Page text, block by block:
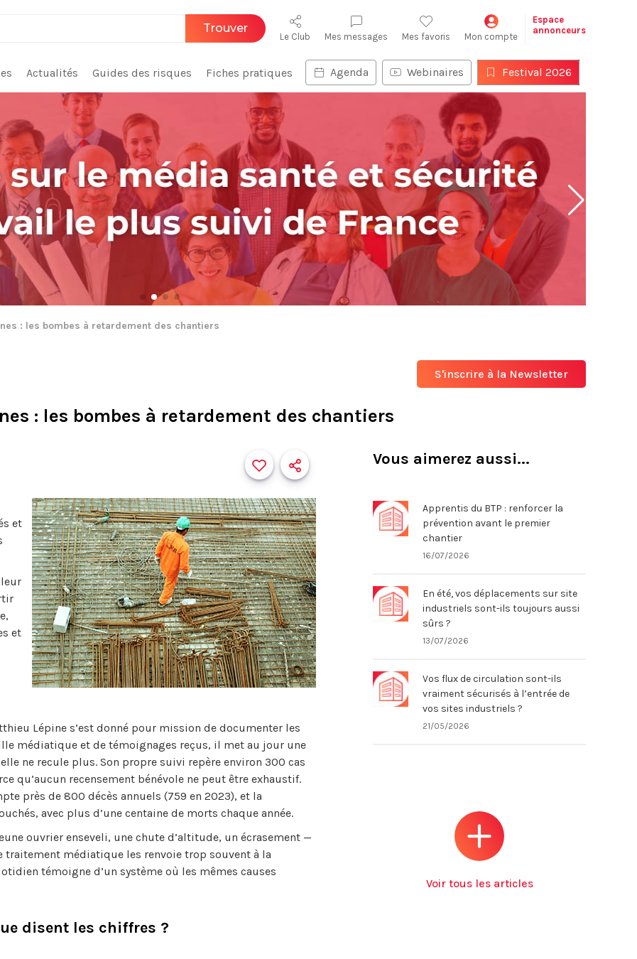
Trouver
Le Club Mes messages Mes favoris Mon compte
Espace
annonceurs
Actualités Guides des risques Fiches pratiques Agenda Webinaires Festival 2026
: les bombes à retardement des chantiers
S'inscrire à la Newsletter
: les bombes à retardement des chantiers
et
et
Lépine s’est donné pour mission de documenter les
médiatique et de témoignages reçus, il met au jour une
ne recule plus. Son propre suivi repère environ 300 cas
qu’aucun recensement bénévole ne peut être exhaustif.
près de 800 décès annuels (759 en 2023), et la
avec plus d’une centaine de morts chaque année.
ouvrier enseveli, une chute d’altitude, un écrasement —
traitement médiatique les renvoie trop souvent à la
témoigne d’un système où les mêmes causes
disent les chiffres ?
Vous aimerez aussi...
Apprentis du BTP : renforcer la
prévention avant le premier
chantier
16/07/2026
En été, vos déplacements sur site
industriels sont-ils toujours aussi
sûrs ?
13/07/2026
Vos flux de circulation sont-ils
vraiment sécurisés à l’entrée de
vos sites industriels ?
21/05/2026
Voir tous les articles